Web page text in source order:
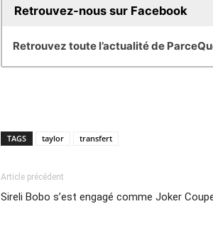
Retrouvez-nous sur Facebook
Retrouvez toute l’actualité de
TAGS taylor transfert
Article précédent
Sireli Bobo s’est engagé comme Joker